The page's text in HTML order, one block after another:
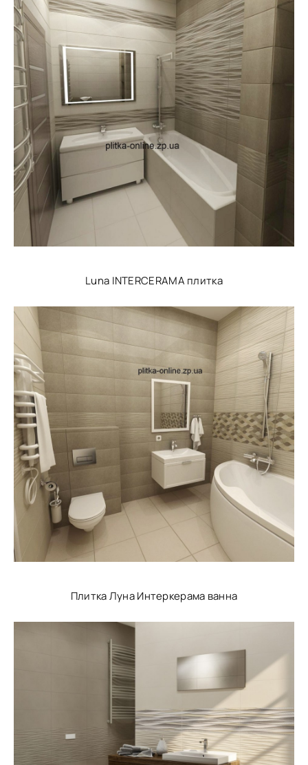
Luna INTERCERAMA плитка
Плитка Луна Интеркерама ванна